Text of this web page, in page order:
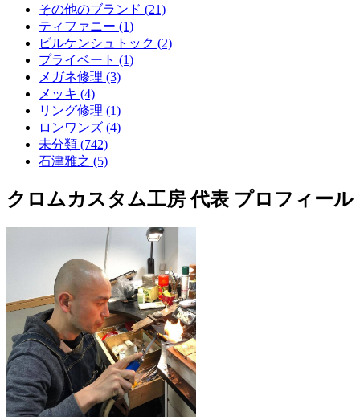
その他のブランド (21)
ティファニー (1)
ビルケンシュトック (2)
プライベート (1)
メガネ修理 (3)
メッキ (4)
リング修理 (1)
ロンワンズ (4)
未分類 (742)
石津雅之 (5)
クロムカスタム工房 代表 プロフィール